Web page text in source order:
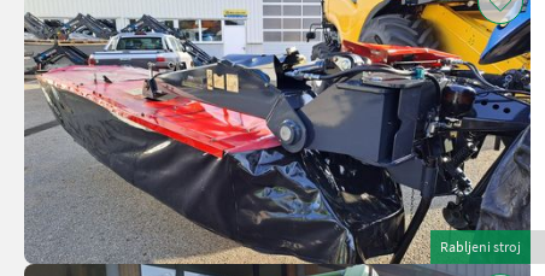
Rabljeni stroj